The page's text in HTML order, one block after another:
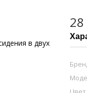
в двух
28